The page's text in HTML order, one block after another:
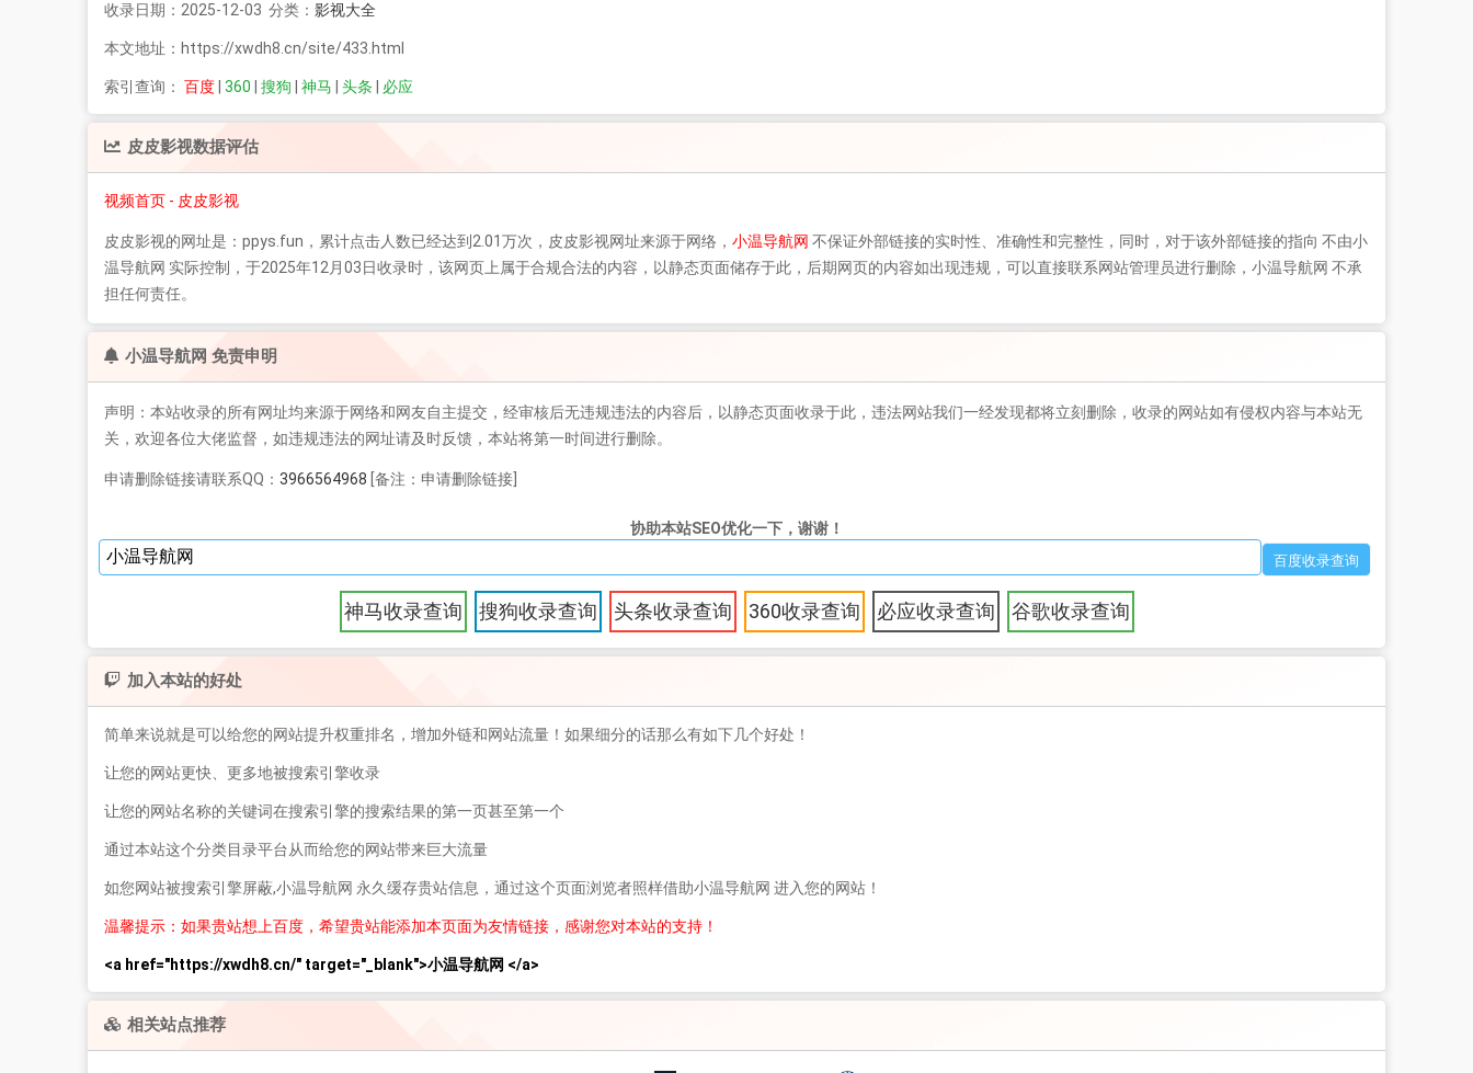
收录日期：2025-12-03 分类： 影视大全
本文地址：https://xwdh8.cn/site/433.html
索引查询： 百度 360 搜狗 神马 头条 必应
皮皮影视数据评估
视频首页 - 皮皮影视
皮皮影视的网址是：ppys.fun，累计点击人数已经达到2.01万次， 皮皮影视网址来源于网络， 小温导航网 不保证外部链接的实时性、准确性和完整性，同时，对于该外部链接的指向 不由小
温导航网 实际控制，于2025年12月03日收录时，该网页上属于合规合法的内容，以静态页面储存于此，后期网页的内容如出现违规，可以直接联系网站管理员进行删除，小温导航网 不承
担任何责任。
小温导航网 免责申明
声明：本站收录的所有网址均来源于网络和网友自主提交，经审核后无违规违法的内容后，以静态页面收录于此，违法网站我们一经发现都将立刻删除，收录的网站如有侵权内容与本站无
关，欢迎各位大佬监督，如违规违法的网址请及时反馈，本站将第一时间进行删除。
申请删除链接请联系QQ： 3966564968 [备注：申请删除链接]
协助本站SEO优化一下，谢谢！
神马收录查询 搜狗收录查询 头条收录查询 360收录查询 必应收录查询 谷歌收录查询
加入本站的好处
简单来说就是可以给您的网站提升权重排名，增加外链和网站流量！如果细分的话那么有如下几个好处！
让您的网站更快、更多地被搜索引擎收录
让您的网站名称的关键词在搜索引擎的搜索结果的第一页甚至第一个
通过本站这个分类目录平台从而给您的网站带来巨大流量
如您网站被搜索引擎屏蔽,小温导航网 永久缓存贵站信息，通过这个页面浏览者照样借助小温导航网 进入您的网站！
温馨提示：如果贵站想上百度，希望贵站能添加本页面为友情链接，感谢您对本站的支持！
<a href="https://xwdh8.cn/" target="_blank">小温导航网 </a>
相关站点推荐